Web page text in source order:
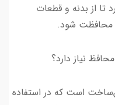
تا از بدنه و قطعات
محافظت شود.
است که در استفاده